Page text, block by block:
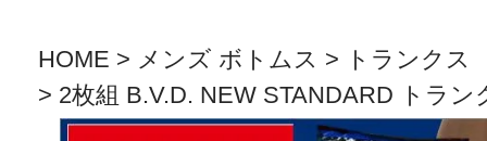
HOME メンズ ボトムス
トランクス
2枚組 B.V.D. NEW STANDARD トラン